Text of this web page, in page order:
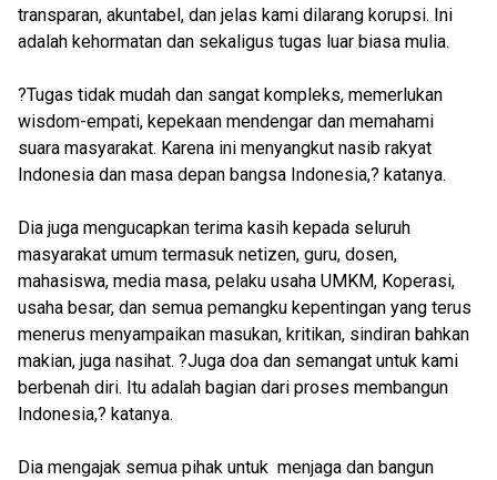
transparan, akuntabel, dan jelas kami dilarang korupsi. Ini
adalah kehormatan dan sekaligus tugas luar biasa mulia.
?Tugas tidak mudah dan sangat kompleks, memerlukan
wisdom-empati, kepekaan mendengar dan memahami
suara masyarakat. Karena ini menyangkut nasib rakyat
Indonesia dan masa depan bangsa Indonesia,? katanya.
Dia juga mengucapkan terima kasih kepada seluruh
masyarakat umum termasuk netizen, guru, dosen,
mahasiswa, media masa, pelaku usaha UMKM, Koperasi,
usaha besar, dan semua pemangku kepentingan yang terus
menerus menyampaikan masukan, kritikan, sindiran bahkan
makian, juga nasihat. ?Juga doa dan semangat untuk kami
berbenah diri. Itu adalah bagian dari proses membangun
Indonesia,? katanya.
Dia mengajak semua pihak untuk menjaga dan bangun